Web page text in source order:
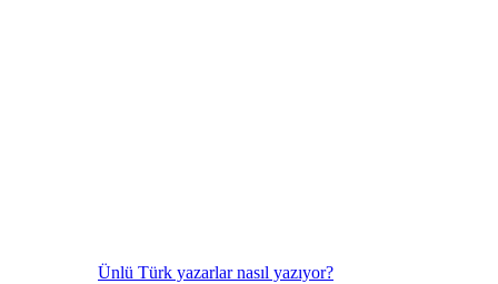
Ünlü Türk yazarlar nasıl yazıyor?